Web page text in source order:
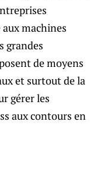
machines
grandes
de moyens
et surtout de la
gérer les
aux contours en